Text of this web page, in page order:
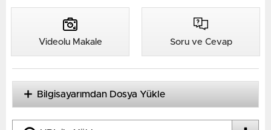
Videolu Makale Soru ve Cevap
Bilgisayarımdan Dosya Yükle